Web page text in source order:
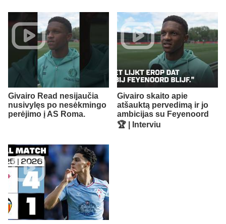
Givairo Read nesijaučia
nusivylęs po nesėkmingo
perėjimo į AS Roma.
Givairo skaito apie
atšauktą pervedimą ir jo
ambicijas su Feyenoord
🏆 | Interviu